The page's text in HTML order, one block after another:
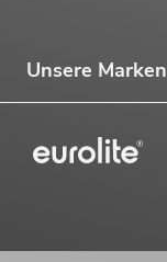
Unsere Marken